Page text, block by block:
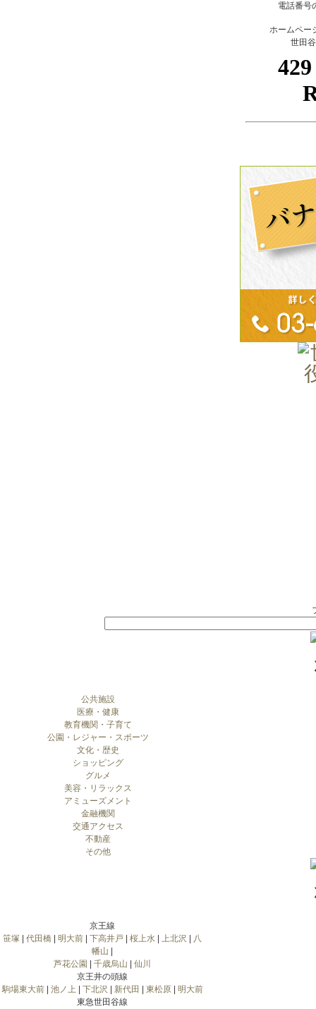
電話番号
ホームペー
世田
公共施設
医療・健康
教育機関・子育て
公園・レジャー・スポーツ
文化・歴史
ショッピング
グルメ
美容・リラックス
アミューズメント
金融機関
交通アクセス
不動産
その他
京王線
笹塚
代田橋 明大前 下高井戸 桜上水 上北沢
八
幡山
芦花公園
千歳烏山
仙川
京王井の頭線
駒場東大前| 池ノ上 下北沢 新代田 東松原| 明大前
東急世田谷線